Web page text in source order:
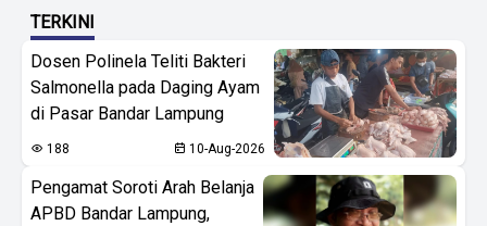
TERKINI
Dosen Polinela Teliti Bakteri
Salmonella pada Daging Ayam
di Pasar Bandar Lampung
188 10-Aug-2026
Pengamat Soroti Arah Belanja
APBD Bandar Lampung,